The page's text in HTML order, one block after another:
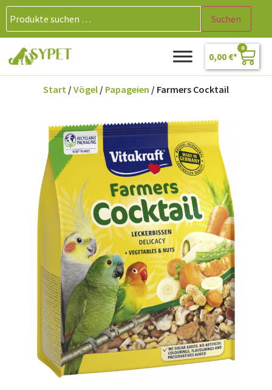
Suchen
0,00 €
0
Start / Vögel / Papageien / Farmers Cocktail